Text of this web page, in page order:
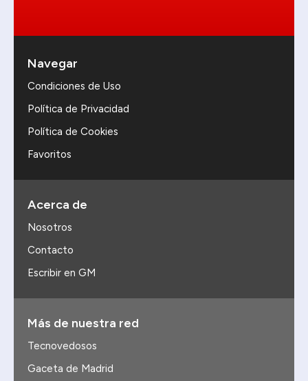
Navegar
Condiciones de Uso
Política de Privacidad
Política de Cookies
Favoritos
Acerca de
Nosotros
Contacto
Escribir en GM
Más de nuestra red
Tecnovedosos
Gaceta de Madrid